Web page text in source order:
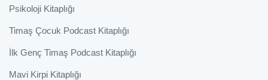
Psikoloji Kitaplığı
Timaş Çocuk Podcast Kitaplığı
İlk Genç Timaş Podcast Kitaplığı
Mavi Kirpi Kitaplığı